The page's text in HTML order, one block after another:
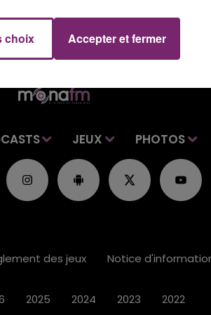
JEUX PHOTOS
des jeux Notice
2025 2024 2023 2022
choix Accepter et fermer